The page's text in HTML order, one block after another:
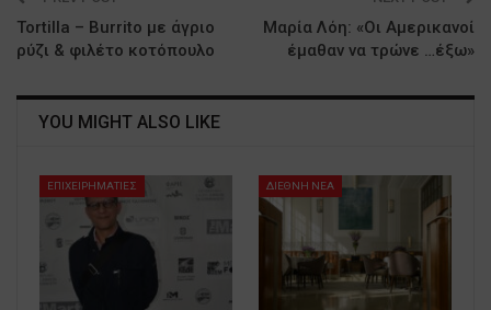
Tortilla – Burrito με άγριο
ρύζι & φιλέτο κοτόπουλο
Μαρία Λόη: «Οι Αμερικανοί
έμαθαν να τρώνε …έξω»
YOU MIGHT ALSO LIKE
ΕΠΙΧΕΙΡΗΜΑΤΙΕΣ ΔΙΕΘΝΗ ΝΕΑ